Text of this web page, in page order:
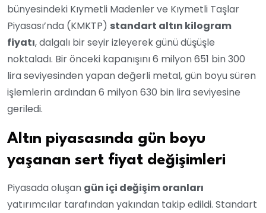
bünyesindeki Kıymetli Madenler ve Kıymetli Taşlar
Piyasası’nda (KMKTP) standart altın kilogram
fiyatı, dalgalı bir seyir izleyerek günü düşüşle
noktaladı. Bir önceki kapanışını 6 milyon 651 bin 300
lira seviyesinden yapan değerli metal, gün boyu süren
işlemlerin ardından 6 milyon 630 bin lira seviyesine
geriledi.
Altın piyasasında gün boyu
yaşanan sert fiyat değişimleri
Piyasada oluşan gün içi değişim oranları
yatırımcılar tarafından yakından takip edildi. Standart